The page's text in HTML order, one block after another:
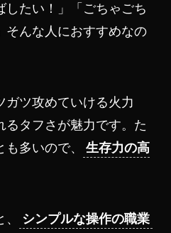
したい！」「ごちゃごち
そんな人におすすめなの
ガツ攻めていける火力
るタフさが魅力です。た
多いので、
生存力の高
シンプルな操作の職業